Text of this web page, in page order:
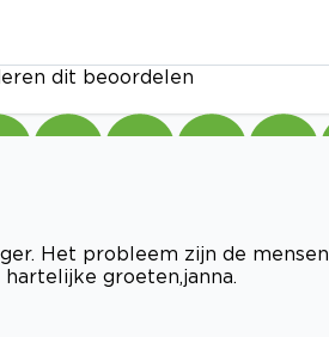
dit beoordelen
Het probleem zijn de mensen
groeten,janna.